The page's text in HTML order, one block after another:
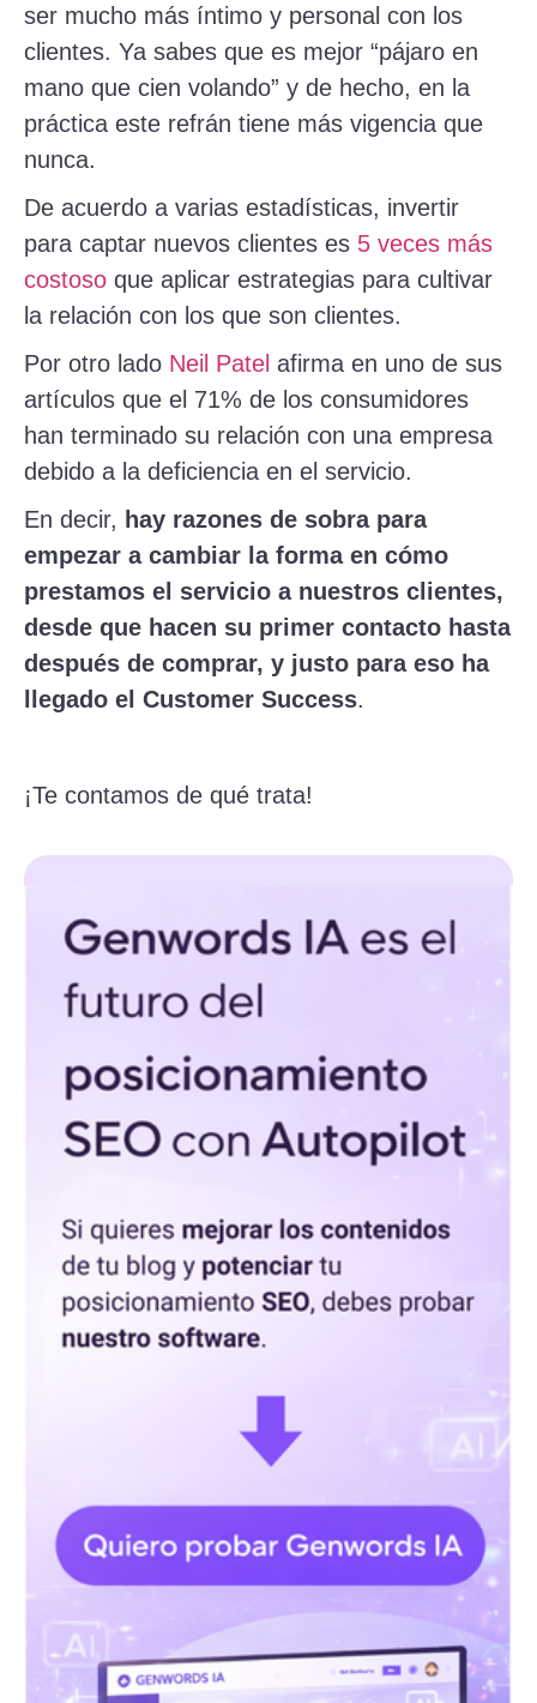
ser mucho más íntimo y personal con los
clientes. Ya sabes que es mejor “pájaro en
mano que cien volando” y de hecho, en la
práctica este refrán tiene más vigencia que
nunca.
De acuerdo a varias estadísticas, invertir
para captar nuevos clientes es 5 veces más
costoso que aplicar estrategias para cultivar
la relación con los que son clientes.
Por otro lado Neil Patel afirma en uno de sus
artículos que el 71% de los consumidores
han terminado su relación con una empresa
debido a la deficiencia en el servicio.
En decir, hay razones de sobra para
empezar a cambiar la forma en cómo
prestamos el servicio a nuestros clientes,
desde que hacen su primer contacto hasta
después de comprar, y justo para eso ha
llegado el Customer Success.
¡Te contamos de qué trata!